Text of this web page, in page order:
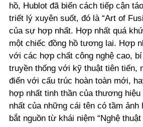
hồ, Hublot đã biến cách tiếp cận
triết lý xuyên suốt, đó là “Art of
của sự hợp nhất. Hợp nhất quá
một chiếc đồng hồ tương lai. Hợp
với các hợp chất công nghệ cao,
truyền thống với kỹ thuật tiên tiến,
điển với cấu trúc hoàn toàn mới,
hợp nhất tinh thần của thương
nhất của những cái tên có tầm
bắt nguồn từ khái niệm “Nghệ